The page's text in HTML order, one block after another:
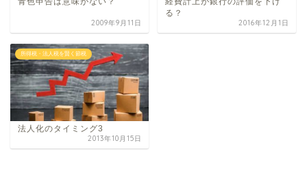
2009年9月11日
る？
2016年12月1日
所得税・法人税を賢く節税
法人化のタイミング3
2013年10月15日